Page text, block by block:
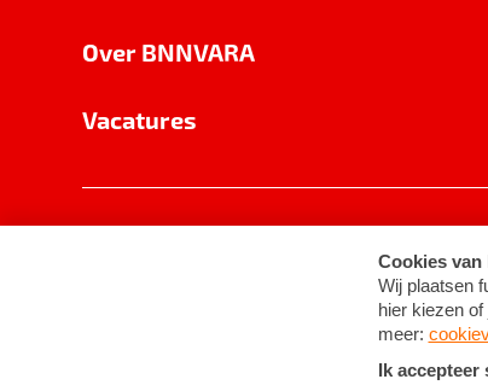
Over BNNVARA
Vacatures
Cookie-instellingen